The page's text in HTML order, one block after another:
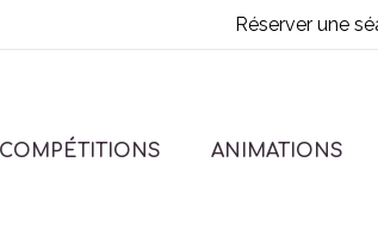
Réserver une
COMPÉTITIONS ANIMATIONS